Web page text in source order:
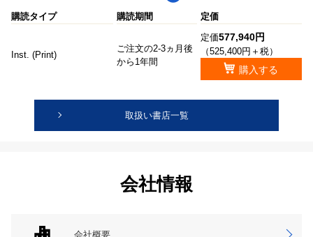
購読タイプ 購読期間 定価
Inst. (Print)
ご注文の2-3ヵ月後
から1年間
定価577,940円
（525,400円＋税）
購入する
取扱い書店一覧
会社情報
会社概要